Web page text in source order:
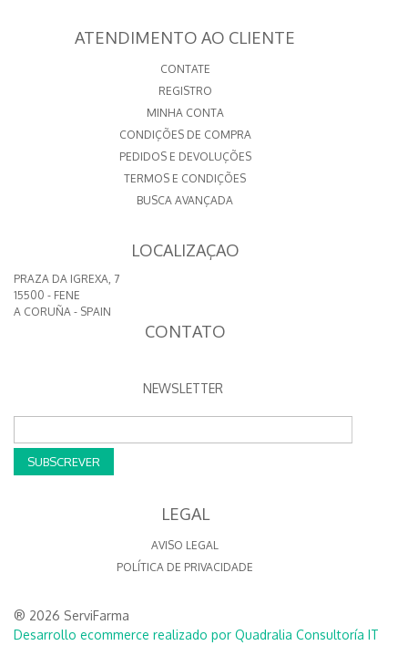
ATENDIMENTO AO CLIENTE
CONTATE
REGISTRO
MINHA CONTA
CONDIÇÕES DE COMPRA
PEDIDOS E DEVOLUÇÕES
TERMOS E CONDIÇÕES
BUSCA AVANÇADA
LOCALIZAÇAO
PRAZA DA IGREXA, 7
15500 - FENE
A CORUÑA - SPAIN
CONTATO
NEWSLETTER
SUBSCREVER
LEGAL
AVISO LEGAL
POLÍTICA DE PRIVACIDADE
® 2026 ServiFarma
Desarrollo ecommerce realizado por Quadralia Consultoría IT